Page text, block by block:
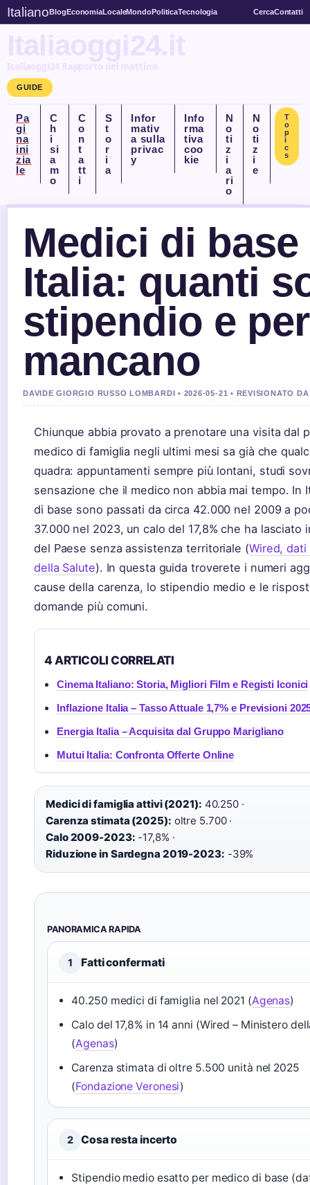
ItalianoBlogEconomiaLocaleMondoPoliticaTecnologia CercaContatti
Italiaoggi24.it
Italiaoggi24 Rapporto del mattino
GUIDE
Pa
gi
na
ini
zia
le
C
h
i
si
a
m
o
C
o
n
t
a
tt
i
S
t
o
r
i
a
Infor
mativ
a sulla
privac
y
Info
rma
tiva
coo
kie
N
o
ti
z
i
a
ri
o
N
o
ti
z
i
e
T
o
p
i
c
s
Medici di
Italia: quanti
stipendio e
mancano
DAVIDE GIORGIO RUSSO LOMBARDI • 2026-05-21 • REVISIONATO
Chiunque abbia provato a prenotare una visita dal
medico di famiglia negli ultimi mesi sa già che
quadra: appuntamenti sempre più lontani, studi
sensazione che il medico non abbia mai tempo. In
di base sono passati da circa 42.000 nel 2009 a
37.000 nel 2023, un calo del 17,8% che ha lasciato
del Paese senza assistenza territoriale (Wired,
della Salute). In questa guida troverete i numeri
cause della carenza, lo stipendio medio e le
domande più comuni.
4 ARTICOLI CORRELATI
Cinema Italiano: Storia, Migliori Film e Registi Iconici
Inflazione Italia – Tasso Attuale 1,7% e Previsioni
Energia Italia – Acquisita dal Gruppo Marigliano
Mutui Italia: Confronta Offerte Online
Medici di famiglia attivi (2021): 40.250 ·
Carenza stimata (2025): oltre 5.700 ·
Calo 2009-2023: -17,8% ·
Riduzione in Sardegna 2019-2023: -39%
PANORAMICA RAPIDA
1 Fatti confermati
40.250 medici di famiglia nel 2021 (Agenas)
Calo del 17,8% in 14 anni (Wired – Ministero
(Agenas)
Carenza stimata di oltre 5.500 unità nel 2025
(Fondazione Veronesi)
2 Cosa resta incerto
Stipendio medio esatto per medico di base